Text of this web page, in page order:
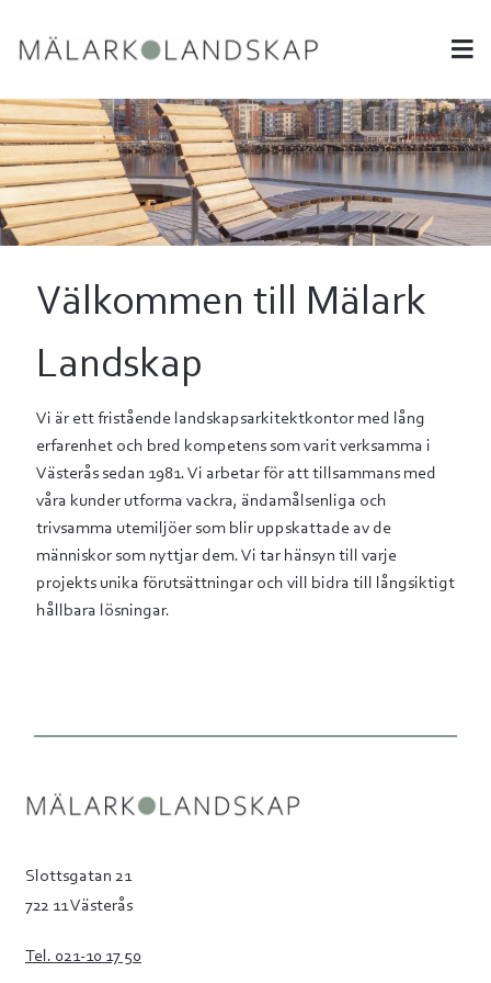
Välkommen till Mälark
Landskap
Vi är ett fristående landskapsarkitektkontor med lång
erfarenhet och bred kompetens som varit verksamma i
Västerås sedan 1981. Vi arbetar för att tillsammans med
våra kunder utforma vackra, ändamålsenliga och
trivsamma utemiljöer som blir uppskattade av de
människor som nyttjar dem. Vi tar hänsyn till varje
projekts unika förutsättningar och vill bidra till långsiktigt
hållbara lösningar.
Slottsgatan 21
722 11 Västerås
Tel. 021-10 17 50